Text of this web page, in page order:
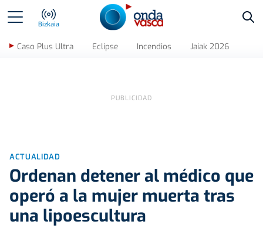
Bizkaia
Caso Plus Ultra Eclipse Incendios Jaiak 2026
ACTUALIDAD
Ordenan detener al médico que
operó a la mujer muerta tras
una lipoescultura